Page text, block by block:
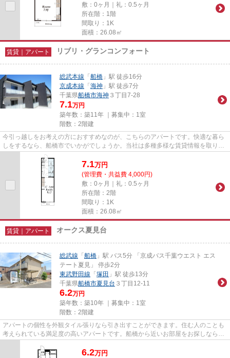
敷：0ヶ月｜礼：0.5ヶ月
所在階：1階
間取り：1K
面積：26.08㎡
賃貸｜アパート リブリ・グランコンフォート
総武本線 「 船橋 」駅 徒歩16分
京成本線 「 海神 」駅 徒歩7分
千葉県船橋市海神 ３丁目7-28
7.1万円
築年数：築11年 ｜募集中： 1室
階数：2階建
今引っ越しをお考えの方におすすめなのが、こちらのアパートです。快適な暮ら
しをするなら、船橋市でいかがでしょうか。当社は多種多様な賃貸情報を取り扱
っておりますので、きっとお...
7.1万円
(管理費・共益費 4,000円)
敷：0ヶ月｜礼：0.5ヶ月
所在階：2階
間取り：1K
面積：26.08㎡
賃貸｜アパート オークス夏見台
総武線 「 船橋 」駅 バス5分 「京成バス千葉ウエスト エス
テート夏見」 停歩2分
東武野田線 「 塚田 」駅 徒歩13分
千葉県船橋市夏見台 ３丁目12-11
6.2万円
築年数：築10年 ｜募集中： 1室
階数：2階建
アパートの個性を外観タイル張りなら引き出すことができます。住む人のことも
考えられている満足度の高いアパートです。船橋から近いお部屋をお探しなら、
6.2万円